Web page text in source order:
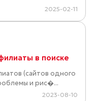
2025-02-11
в поиске
(сайтов одного
и рис�...
2023-08-10